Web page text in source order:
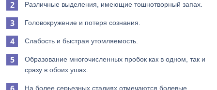
Различные выделения, имеющие тошнотворный запах.
Головокружение и потеря сознания.
Слабость и быстрая утомляемость.
Образование многочисленных пробок как в одном, так и
сразу в обоих ушах.
На более серьезных стадиях отмечаются болевые